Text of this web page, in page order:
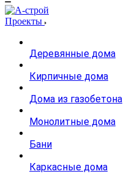
Проекты
Деревянные дома
Кирпичные дома
Дома из газобетона
Монолитные дома
Бани
Каркасные дома